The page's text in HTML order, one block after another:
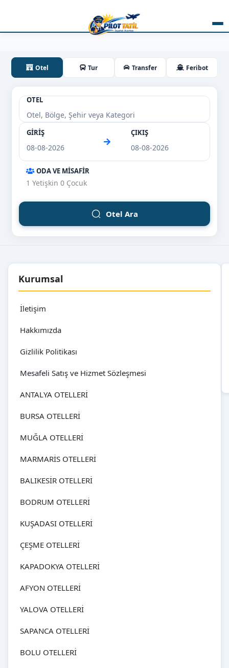
Otel Tur Transfer Feribot
OTEL
GİRİŞ ÇIKIŞ
ODA VE MİSAFİR
1 Yetişkin 0 Çocuk
Otel Ara
Kurumsal
İletişim
Hakkımızda
Gizlilik Politikası
Mesafeli Satış ve Hizmet Sözleşmesi
ANTALYA OTELLERİ
BURSA OTELLERİ
MUĞLA OTELLERİ
MARMARİS OTELLERİ
BALIKESİR OTELLERİ
BODRUM OTELLERİ
KUŞADASI OTELLERİ
ÇEŞME OTELLERİ
KAPADOKYA OTELLERİ
AFYON OTELLERİ
YALOVA OTELLERİ
SAPANCA OTELLERİ
BOLU OTELLERİ